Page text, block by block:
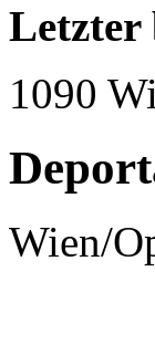
Letzter
1090
Wien/